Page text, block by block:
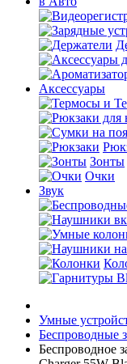
Аксессуары
Зонты
Очки
Звук
Умные
Беспроводные
Беспроводное